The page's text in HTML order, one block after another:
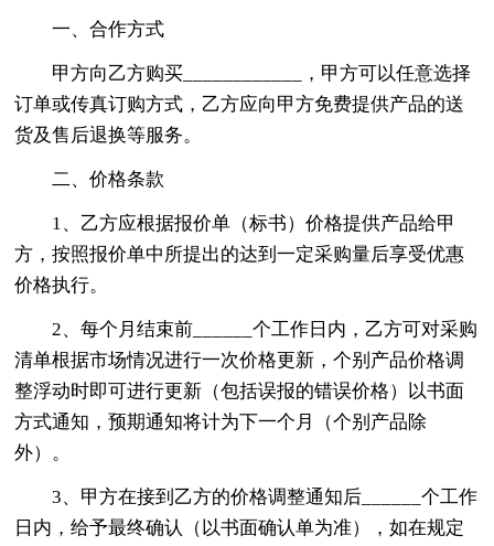
一、合作方式
甲方向乙方购买____________，甲方可以任意选择
订单或传真订购方式，乙方应向甲方免费提供产品的送
货及售后退换等服务。
二、价格条款
1、乙方应根据报价单（标书）价格提供产品给甲
方，按照报价单中所提出的达到一定采购量后享受优惠
价格执行。
2、每个月结束前______个工作日内，乙方可对采购
清单根据市场情况进行一次价格更新，个别产品价格调
整浮动时即可进行更新（包括误报的错误价格）以书面
方式通知，预期通知将计为下一个月（个别产品除
外）。
3、甲方在接到乙方的价格调整通知后______个工作
日内，给予最终确认（以书面确认单为准），如在规定